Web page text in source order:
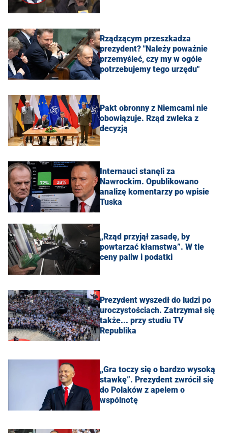
Rządzącym przeszkadza
prezydent? "Należy poważnie
przemyśleć, czy my w ogóle
potrzebujemy tego urzędu"
Pakt obronny z Niemcami nie
obowiązuje. Rząd zwleka z
decyzją
Internauci stanęli za
Nawrockim. Opublikowano
analizę komentarzy po wpisie
Tuska
„Rząd przyjął zasadę, by
powtarzać kłamstwa”. W tle
ceny paliw i podatki
Prezydent wyszedł do ludzi po
uroczystościach. Zatrzymał się
także... przy studiu TV
Republika
„Gra toczy się o bardzo wysoką
stawkę”. Prezydent zwrócił się
do Polaków z apelem o
wspólnotę